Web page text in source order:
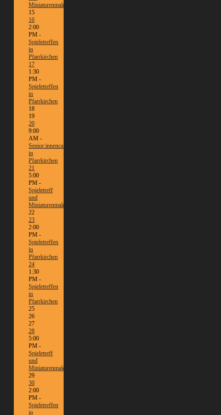
Miniaturenmalen/Tabletop
15
16
2:00
PM -
Spieletreffen
in
Pfarrkirchen
17
1:30
PM -
Spieletreffen
in
Pfarrkirchen
18
19
20
9:00
AM -
Senior:innencafé
in
Pfarrkirchen
21
5:00
PM -
Spieletreff
und
Miniaturenmalen/Tabletop
22
23
2:00
PM -
Spieletreffen
in
Pfarrkirchen
24
1:30
PM -
Spieletreffen
in
Pfarrkirchen
25
26
27
28
5:00
PM -
Spieletreff
und
Miniaturenmalen/Tabletop
29
30
2:00
PM -
Spieletreffen
in